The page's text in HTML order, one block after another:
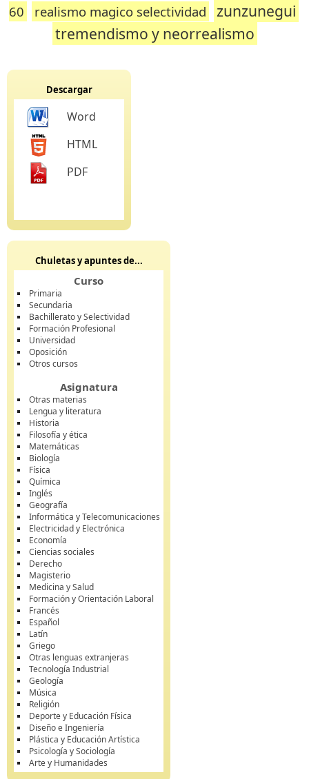
60
realismo magico selectividad
zunzunegui
tremendismo y neorrealismo
Descargar
Word
HTML
PDF
Chuletas y apuntes de...
Curso
Primaria
Secundaria
Bachillerato y Selectividad
Formación Profesional
Universidad
Oposición
Otros cursos
Asignatura
Otras materias
Lengua y literatura
Historia
Filosofía y ética
Matemáticas
Biología
Física
Química
Inglés
Geografía
Informática y Telecomunicaciones
Electricidad y Electrónica
Economía
Ciencias sociales
Derecho
Magisterio
Medicina y Salud
Formación y Orientación Laboral
Francés
Español
Latín
Griego
Otras lenguas extranjeras
Tecnología Industrial
Geología
Música
Religión
Deporte y Educación Física
Diseño e Ingeniería
Plástica y Educación Artística
Psicología y Sociología
Arte y Humanidades